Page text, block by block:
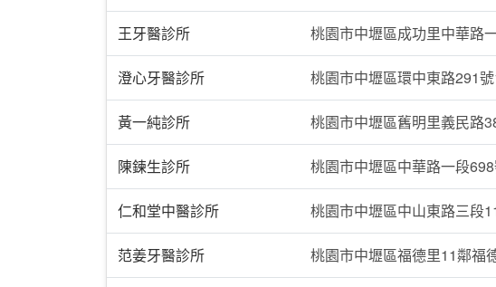
王牙醫診所 桃園市中壢區成功里中華路
澄心牙醫診所 桃園市中壢區環中東路291
黃一純診所 桃園市中壢區舊明里義民路
陳鍊生診所 桃園市中壢區中華路一段
仁和堂中醫診所 桃園市中壢區中山東路三段
范姜牙醫診所 桃園市中壢區福德里11鄰福